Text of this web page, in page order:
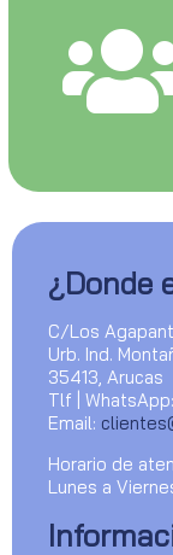
¿Donde
C/Los
Urb. Ind.
35413, Arucas
Tlf |
Email:
Horario de
Lunes a